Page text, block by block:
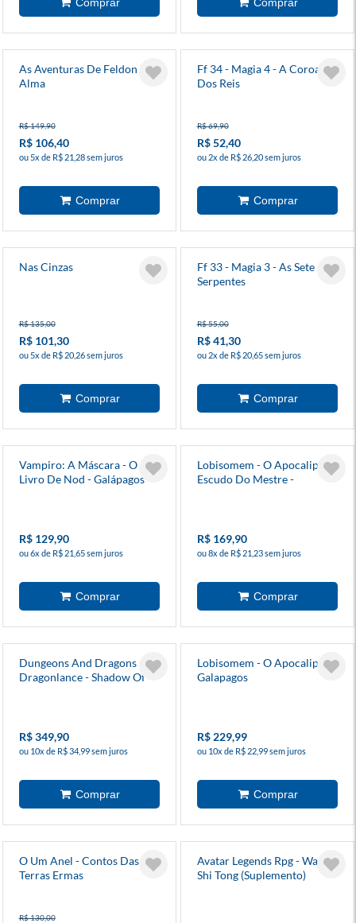
As Aventuras De Feldon E
Alma
R$ 149,90
R$ 106,40
ou 5x de R$ 21,28 sem juros
Ff 34 - Magia 4 - A Coroa
Dos Reis
R$ 69,90
R$ 52,40
ou 2x de R$ 26,20 sem juros
Nas Cinzas
R$ 135,00
R$ 101,30
ou 5x de R$ 20,26 sem juros
Ff 33 - Magia 3 - As Sete
Serpentes
R$ 55,00
R$ 41,30
ou 2x de R$ 20,65 sem juros
Vampiro: A Máscara - O
Livro De Nod - Galápagos
R$ 129,90
ou 6x de R$ 21,65 sem juros
Lobisomem - O Apocalipse -
Escudo Do Mestre -
R$ 169,90
ou 8x de R$ 21,23 sem juros
Dungeons And Dragons -
Dragonlance - Shadow Of
R$ 349,90
ou 10x de R$ 34,99 sem juros
Lobisomem - O Apocalipse -
Galapagos
R$ 229,99
ou 10x de R$ 22,99 sem juros
O Um Anel - Contos Das
Terras Ermas
R$ 130,00
Avatar Legends Rpg - Wan
Shi Tong (Suplemento)